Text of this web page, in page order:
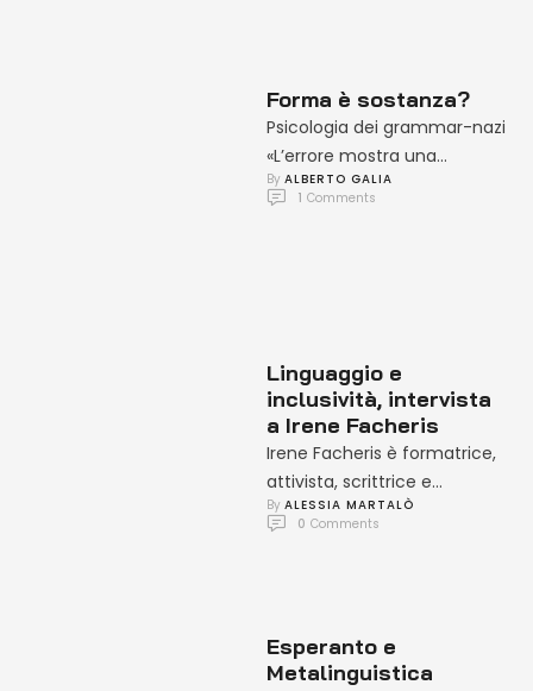
Forma è sostanza?
Psicologia dei grammar-nazi
«L’errore mostra una
mancanza di rispetto nei
confronti dell’altro; perché
By ALBERTO GALIA
1 Comments
Linguaggio e
inclusività, intervista
a Irene Facheris
Irene Facheris è formatrice,
attivista, scrittrice e
podcaster esperta in studi di
genere.Autrice dei libri
By ALESSIA MARTALÒ
0 Comments
Esperanto e
Metalinguistica